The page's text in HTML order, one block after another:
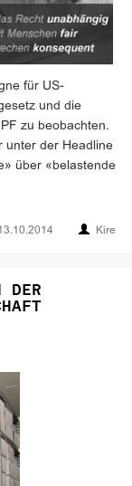
für US-
und die
zu beobachten.
unter der Headline
über «belastende
Kire
DER